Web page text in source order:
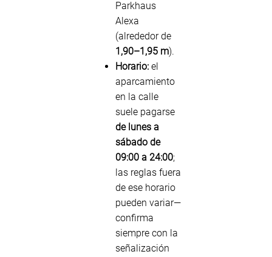
Parkhaus
Alexa
(alrededor de
1,90–1,95 m).
Horario: el
aparcamiento
en la calle
suele pagarse
de lunes a
sábado de
09:00 a 24:00;
las reglas fuera
de ese horario
pueden variar—
confirma
siempre con la
señalización